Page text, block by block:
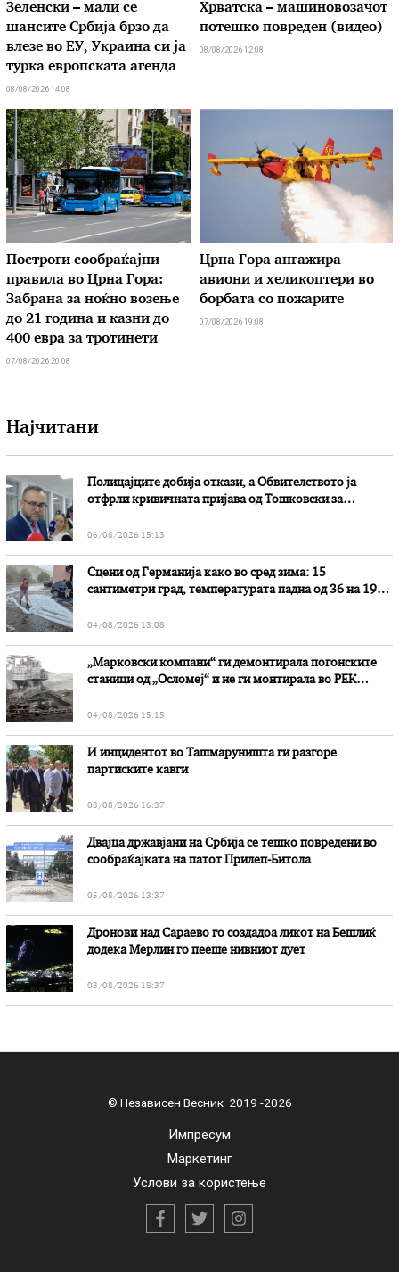
Зеленски – мали се
шансите Србија брзо да
влезе во ЕУ, Украина си ја
турка европската агенда
08/08/2026 14:08
Хрватска – машиновозачот
потешко повреден (видео)
08/08/2026 12:08
Построги сообраќајни
правила во Црна Гора:
Забрана за ноќно возење
до 21 година и казни до
400 евра за тротинети
07/08/2026 20:08
Црна Гора ангажира
авиони и хеликоптери во
борбата со пожарите
07/08/2026 19:08
Најчитани
Полицајците добија откази, а Обвителството ја
отфрли кривичната пријава од Тошковски за
06/08/2026 15:13
Сцени од Германија како во сред зима: 15
сантиметри град, температурата падна од 36 на 19
04/08/2026 13:08
„Марковски компани“ ги демонтирала погонските
станици од „Осломеј“ и не ги монтирала во РЕК
04/08/2026 15:15
И инцидентот во Ташмаруништa ги разгоре
партиските кавги
03/08/2026 16:37
Двајца државјани на Србија се тешко повредени во
сообраќајката на патот Прилеп-Битола
05/08/2026 13:37
Дронови над Сараево го создадоа ликот на Бешлиќ
додека Мерлин го пееше нивниот дует
03/08/2026 18:37
© Независен Весник 2019 -2026
Импресум
Маркетинг
Услови за користење